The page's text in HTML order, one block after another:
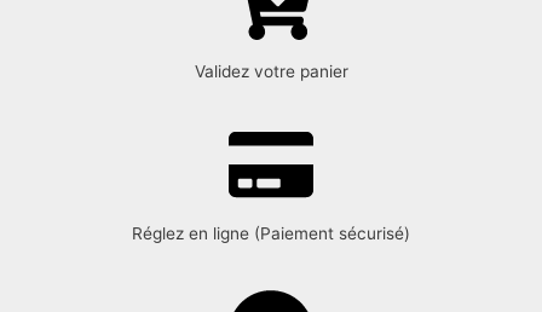
Validez votre panier
Réglez en ligne (Paiement sécurisé)